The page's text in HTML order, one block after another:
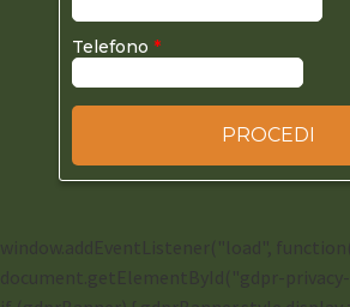
window.addEventListener("load",
document.getElementById("gdpr-privacy-